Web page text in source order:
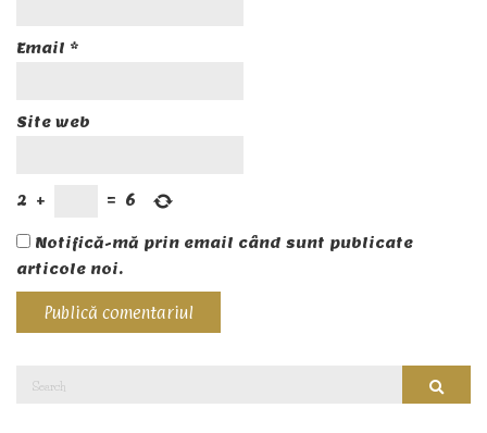
Email *
Site web
2 + = 6
Notifică-mă prin email când sunt publicate
articole noi.